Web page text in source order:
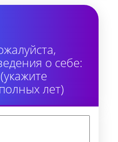
о себе:
лет)